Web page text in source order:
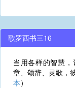
歌罗西书三16
当用各样的智慧
章、颂辞、灵歌，
本）